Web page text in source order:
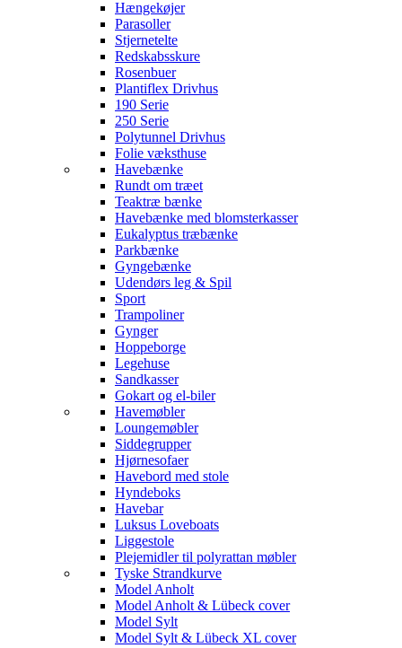
Hængekøjer
Parasoller
Stjernetelte
Redskabsskure
Rosenbuer
Plantiflex Drivhus
190 Serie
250 Serie
Polytunnel Drivhus
Folie væksthuse
Havebænke
Rundt om træet
Teaktræ bænke
Havebænke med blomsterkasser
Eukalyptus træbænke
Parkbænke
Gyngebænke
Udendørs leg & Spil
Sport
Trampoliner
Gynger
Hoppeborge
Legehuse
Sandkasser
Gokart og el-biler
Havemøbler
Loungemøbler
Siddegrupper
Hjørnesofaer
Havebord med stole
Hyndeboks
Havebar
Luksus Loveboats
Liggestole
Plejemidler til polyrattan møbler
Tyske Strandkurve
Model Anholt
Model Anholt & Lübeck cover
Model Sylt
Model Sylt & Lübeck XL cover